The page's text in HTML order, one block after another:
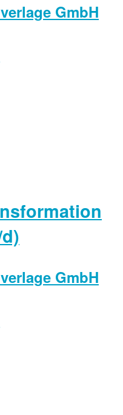
GmbH
GmbH